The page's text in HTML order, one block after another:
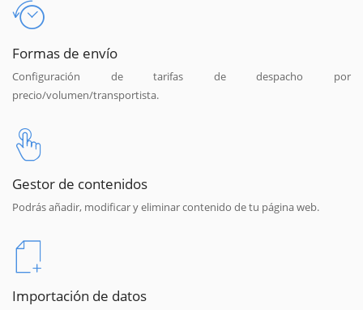
Formas de envío
Configuración de tarifas de despacho por
precio/volumen/transportista.
Gestor de contenidos
Podrás añadir, modificar y eliminar contenido de tu página web.
Importación de datos